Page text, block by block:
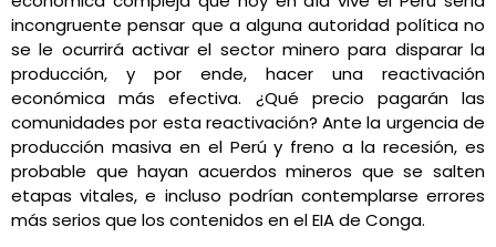
incongruente pensar que a alguna autoridad política no
se le ocurrirá activar el sector minero para disparar la
producción, y por ende, hacer una reactivación
económica más efectiva. ¿Qué precio pagarán las
comunidades por esta reactivación? Ante la urgencia de
producción masiva en el Perú y freno a la recesión, es
probable que hayan acuerdos mineros que se salten
etapas vitales, e incluso podrían contemplarse errores
más serios que los contenidos en el EIA de Conga.